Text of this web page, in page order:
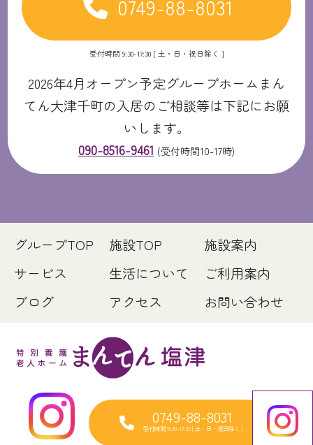
0749-88-8031
受付時間 9:30-17:30 [ 土・日・祝日除く ]
2026年4月オープン予定グループホームまん
てん大津千町の入居のご相談等は下記にお願
いします。
090-8516-9461 (受付時間10-17時)
グループTOP 施設TOP
施設案内
サービス
生活について
ご利用案内
ブログ
アクセス お問い合わせ
0749-88-8031
受付時間 9:30-17:30 [ 土・日・祝日除く ]